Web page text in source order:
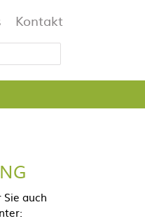
Kontakt
auch